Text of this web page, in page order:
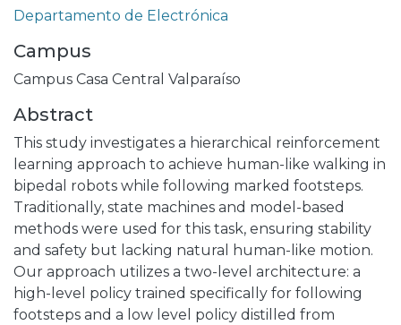
Departamento de Electrónica
Campus
Campus Casa Central Valparaíso
Abstract
This study investigates a hierarchical reinforcement
learning approach to achieve human-like walking in
bipedal robots while following marked footsteps.
Traditionally, state machines and model-based
methods were used for this task, ensuring stability
and safety but lacking natural human-like motion.
Our approach utilizes a two-level architecture: a
high-level policy trained specifically for following
footsteps and a low level policy distilled from